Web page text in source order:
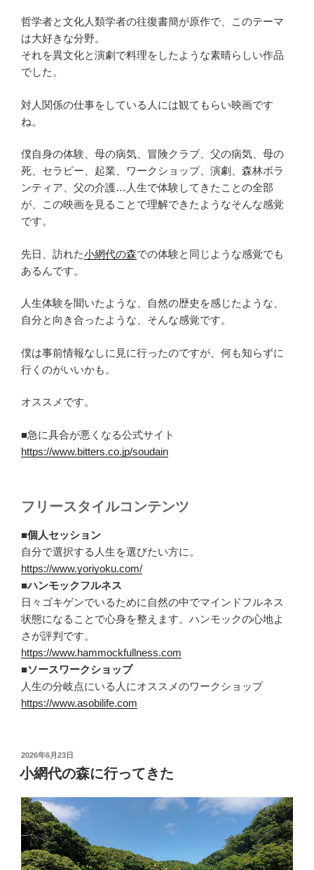
哲学者と文化人類学者の往復書簡が原作で、このテーマ
は大好きな分野。
それを異文化と演劇で料理をしたような素晴らしい作品
でした。
対人関係の仕事をしている人には観てもらい映画です
ね。
僕自身の体験、母の病気、冒険クラブ、父の病気、母の
死、セラピー、起業、ワークショップ、演劇、森林ボラ
ンティア、父の介護…人生で体験してきたことの全部
が、この映画を見ることで理解できたようなそんな感覚
です。
先日、訪れた小網代の森での体験と同じような感覚でも
あるんです。
人生体験を聞いたような、自然の歴史を感じたような、
自分と向き合ったような、そんな感覚です。
僕は事前情報なしに見に行ったのですが、何も知らずに
行くのがいいかも。
オススメです。
■急に具合が悪くなる公式サイト
https://www.bitters.co.jp/soudain
フリースタイルコンテンツ
■個人セッション
自分で選択する人生を選びたい方に。
https://www.yoriyoku.com/
■ハンモックフルネス
日々ゴキゲンでいるために自然の中でマインドフルネス
状態になることで心身を整えます。ハンモックの心地よ
さが評判です。
https://www.hammockfullness.com
■ソースワークショップ
人生の分岐点にいる人にオススメのワークショップ
https://www.asobilife.com
投
稿
日:
2026年6月23日
小網代の森に行ってきた